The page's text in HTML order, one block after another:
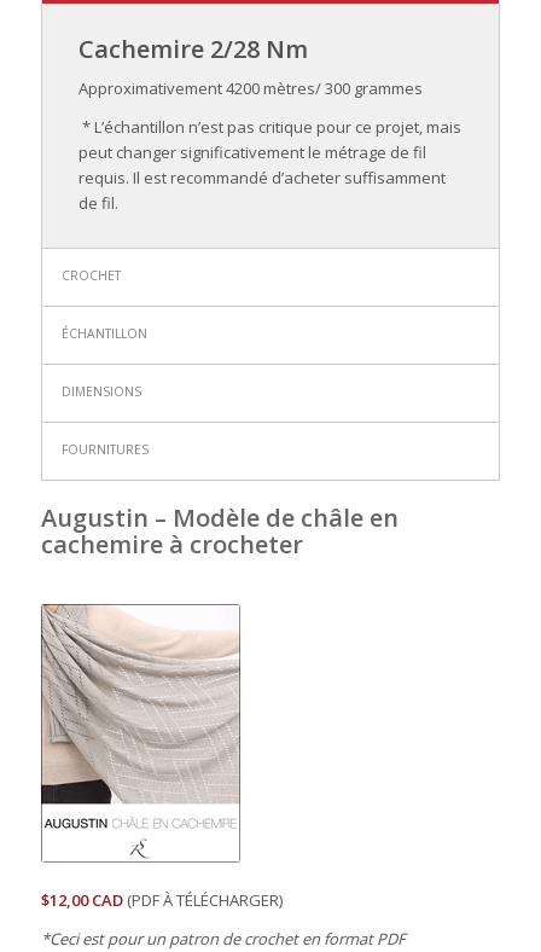
Cachemire 2/28 Nm
Approximativement 4200 mètres/ 300 grammes
* L’échantillon n’est pas critique pour ce projet, mais
peut changer significativement le métrage de fil
requis. Il est recommandé d’acheter suffisamment
de fil.
CROCHET
ÉCHANTILLON
DIMENSIONS
FOURNITURES
Augustin – Modèle de châle en
cachemire à crocheter
$12,00 CAD (PDF À TÉLÉCHARGER)
*Ceci est pour un patron de crochet en format PDF